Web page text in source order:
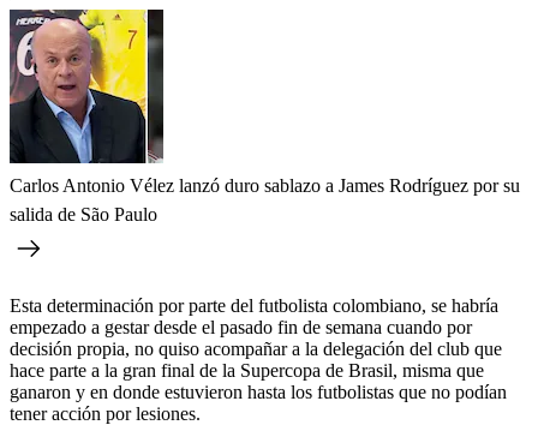
Carlos Antonio Vélez lanzó duro sablazo a James Rodríguez por su
salida de São Paulo
Esta determinación por parte del futbolista colombiano, se habría
empezado a gestar desde el pasado fin de semana cuando por
decisión propia, no quiso acompañar a la delegación del club que
hace parte a la gran final de la Supercopa de Brasil, misma que
ganaron y en donde estuvieron hasta los futbolistas que no podían
tener acción por lesiones.